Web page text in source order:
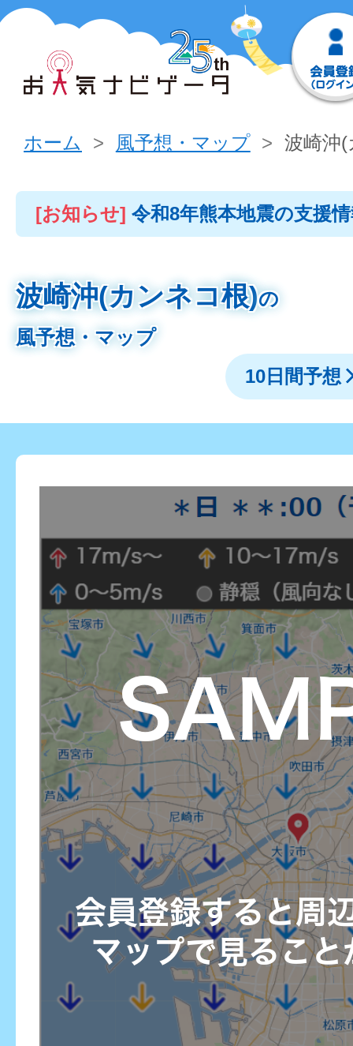
ホーム 風予想・マップ 波崎沖
[お知らせ] 令和8年熊本地震の支援
波崎沖(カンネコ根)の
風予想・マップ
10日間予想